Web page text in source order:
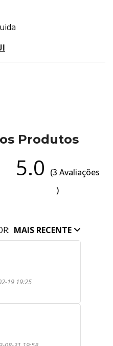
Produtos
5.0 (3 Avaliações
)
MAIS RECENTE
19 19:25